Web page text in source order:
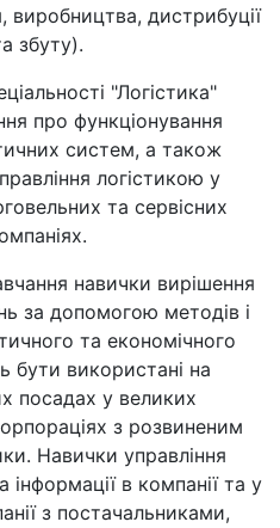
виробництва, дистрибуції
збуту).
"Логістика"
про функціонування
систем, а також
логістикою у
та сервісних
навички вирішення
за допомогою методів і
та економічного
бути використані на
посадах у великих
з розвиненим
Навички управління
інформації в компанії та у
з постачальниками,